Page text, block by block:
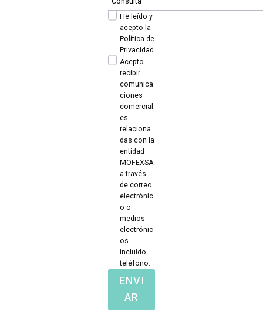
He leído y
acepto la
Política de
Privacidad
Acepto
recibir
comunica
ciones
comercial
es
relaciona
das con la
entidad
MOFEXSA
a través
de correo
electrónic
o o
medios
electrónic
os
incluido
teléfono.
ENVI
AR